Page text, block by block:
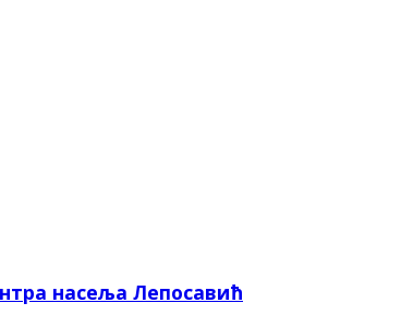
насеља Лепосавић